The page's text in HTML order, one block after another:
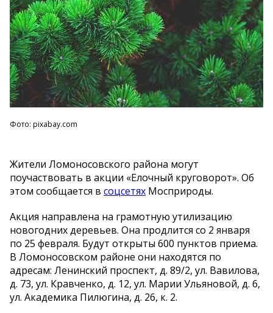
Фото: pixabay.com
Жители Ломоносовского района могут
поучаствовать в акции «Елочный круговорот». Об
этом сообщается в соцсетях Мосприроды.
Акция направлена на грамотную утилизацию
новогодних деревьев. Она продлится со 2 января
по 25 февраля. Будут открыты 600 пунктов приема.
В Ломоносовском районе они находятся по
адресам: Ленинский проспект, д. 89/2, ул. Вавилова,
д. 73, ул. Кравченко, д. 12, ул. Марии Ульяновой, д. 6,
ул. Академика Пилюгина, д. 26, к. 2.